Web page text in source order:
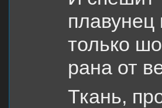
только
рана от
Ткань,